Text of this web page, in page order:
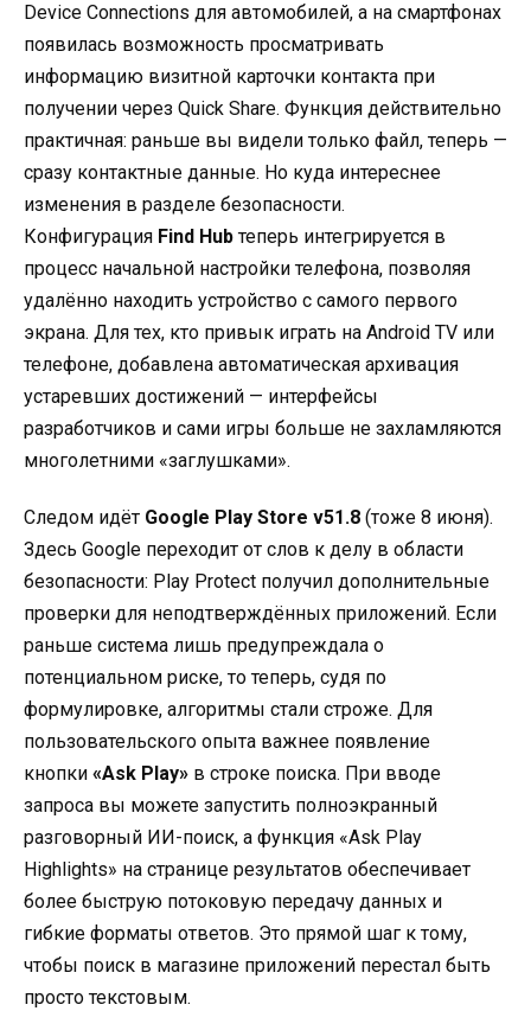
Device Connections для автомобилей, а на смартфонах
появилась возможность просматривать
информацию визитной карточки контакта при
получении через Quick Share. Функция действительно
практичная: раньше вы видели только файл, теперь —
сразу контактные данные. Но куда интереснее
изменения в разделе безопасности.
Конфигурация Find Hub теперь интегрируется в
процесс начальной настройки телефона, позволяя
удалённо находить устройство с самого первого
экрана. Для тех, кто привык играть на Android TV или
телефоне, добавлена автоматическая архивация
устаревших достижений — интерфейсы
разработчиков и сами игры больше не захламляются
многолетними «заглушками».
Следом идёт Google Play Store v51.8 (тоже 8 июня).
Здесь Google переходит от слов к делу в области
безопасности: Play Protect получил дополнительные
проверки для неподтверждённых приложений. Если
раньше система лишь предупреждала о
потенциальном риске, то теперь, судя по
формулировке, алгоритмы стали строже. Для
пользовательского опыта важнее появление
кнопки «Ask Play» в строке поиска. При вводе
запроса вы можете запустить полноэкранный
разговорный ИИ-поиск, а функция «Ask Play
Highlights» на странице результатов обеспечивает
более быструю потоковую передачу данных и
гибкие форматы ответов. Это прямой шаг к тому,
чтобы поиск в магазине приложений перестал быть
просто текстовым.